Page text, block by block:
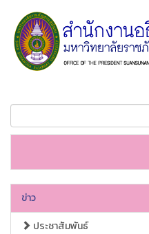
ข่าว
ประชาสัมพันธ์